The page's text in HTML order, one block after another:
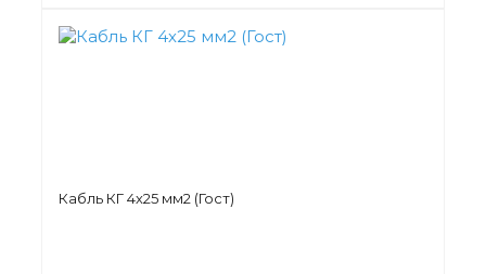
Кабль КГ 4х25 мм2 (Гост)